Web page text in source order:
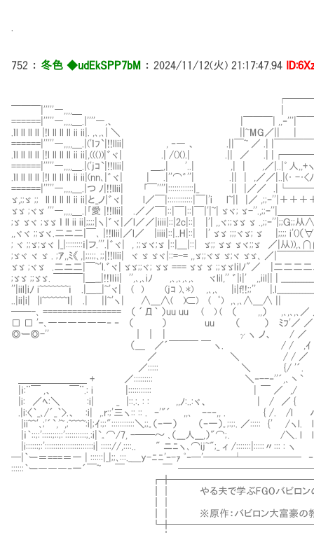
752 ： 冬色 ◆udEkSPP7bM ： 2024/11/12(火) 21:17:47.94
┌───┐
￣￣￣|'''''―,,,,＿ | |
======|'''''―,,,,＿.|''''―,、 |￣￣￣| ,,‐'''|￣￣
.ｌl ll ll ll |!l ll ll ll ii ii|. ,､,､| ＼ ||~MG／||
======|'''''―,,,,＿.|('ｌﾌ`|!!llii| , ‐― 、 .||￣~ ／ .| |￣￣￣￣
.ｌl ll ll ll |!l ll ll ll ii ii|,((())|゛ヾ| .| /()().| .|| ／ .|
======|'''''―,,,,＿.|('jｺ`|!!llii| ＿_,| '..| ,| | ,／|..|゜人,,+ヽ.
.ｌl ll ll ll |!l ll ll ll ii ii|(nn､|゛ヾ| | .|''⌒゛''| .|| | ,／／|..|(･ -･<
======|'''''―,,,,＿.|つ ﾉ|!!llii| ｢￣''''|::::::::::::|_ || |／／
ゞ,;;ゞ ;; ll ll ll ll ii ii|と_ノ|゛ヾ| l／￣|::::::::::::|￣|'i l~|| |／ ,;;ｰ''|＋＋
ゞゞ ;ヾゞ '''―,,,,＿.|｢愛 |!!llii| .／／￣|::|￣|::|￣|'|~| ゞヾ; ゞ-''.,;;ｰ''|＿
;ゞ ゞヾ ;ゞゞ ｌ ll ii ii|;;;;|ヽ|゛ヾ|／l／／|iiii|::|2c|::| |'| ,,ヾ;;ゞゞ ゞ
,,ヾヾ ;;ゞヾ.二ニ二|￣､ |!!llii|／l／ |iiii|::|..H|::| |' ゞゞ ;;;ヾゞ; ゞ
; ヾ ;;ゞ;ゞヾ |_|::::::::ｉ|フ.'''.|゛ヾ| , ;;ゞヾ;ゞ |::|＿|::| ゞ;; ゞゞ ゞヾ;;
;ゞヾ ヾ ゞ . ;ｱ,,ﾐ《 ,|;;;;;､;;|!!llii| ヾ ゞ ゞヾ|::=-= ,,ゞ;;ヾゞ ゞ;ヾ ゞ
ゞゞ ;ヾゞ .二ニ二|￣~'l.゛ヾ| ゞゞ;;ヾ; ゞゞ === ゞゞ ゞ ;;ゞゞl
;ゞゞ ;;ゞゞ. ￣￣￣|＿__|!!ｌlｉi| '',､,､iﾉ ,､,､,､,､ ヾlil,'' ゛|i|' ,,iil||
''|iil|iﾉ i~~~~~~~ｉ .|＿__|~'ヾ| ( ) (jｺ )､*) ,､,､ |i|ｆ!!;;''
..|ii|i| |l~~~~~~ｌ| .| ||~'ヽ| ∧＿∧( )⊂) ( ﾟ) ,
──-､ ================ （ ´Д｀ ）uu uu ( ) (
□ □ 'ｰ､――――――‐ ‐ （ ） uu （ ）
◎ー◎-'' ｜ ｜ | γヽ ノ
（＿ ／´￣￣￣ ￣
／ ＼ / /
／::::: ＼ {/
＿＿＿＿＿＿＿ + ／:::::::::
|ｉ:¨￣ ,、 ￣¨.: i
|i: ／ﾍ:＼ :i| _ |::.:. : : ,,ﾉ:..:
.|i:〈｀_､/´_｀>.、 :i| ,.r:;'三ヽ:: :: . ｰ
|ii~~'､;'´`,'~,;~~~~:i|;ｲ:;:":::::::::::＼;;｡（ｰ一） （ｰ一
|ｉ｀::;:':::::;::;:'::::::::::;.:i|`｡⌒/7, -──～ ､（___人
|i::::::;:':::::::::::::::::::::::i| ::::://,::::.. " ニﾆヽ､⌒ij~";_ ィ /:::::::|:::::〃::: : ヽ
─|｀ー＝===＝一 | ::::::|_|;;､:::._＿y-ﾆﾆ'ｰ-ｧ
::::::｀ー―――‐一´￣~ ￣ ￣
┃｜ やる夫で学ぶFGOバビロンの大富
┃｜ ※原作：バビロン大富豪